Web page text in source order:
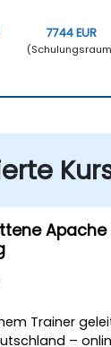
7744 EUR
Trainer
–